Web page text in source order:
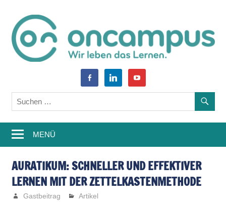
springen
oncampus-
Blog
–
Weiterbildung,
Studium,
Wissen
Learning
facebook-
alt
linkedin youtube
MENÜ
AURATIKUM: SCHNELLER UND EFFEKTIVER
LERNEN MIT DER ZETTELKASTENMETHODE
Gastbeitrag Artikel